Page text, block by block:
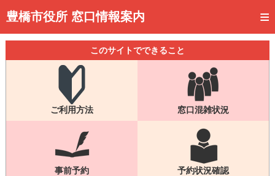
豊橋市役所 窓口情報案内
トップページ
ご利用方法
予約状況確認
窓口混雑状況
待ち状況確認
交付状況確認
このサイトでできること
ご利用方法 窓口混雑状況
事前予約 予約状況確認